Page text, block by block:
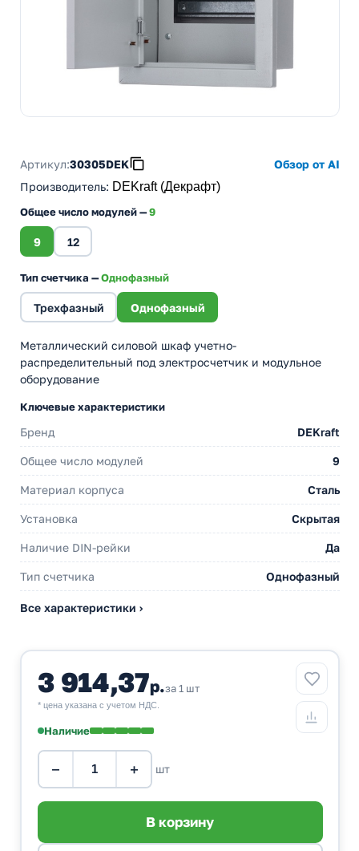
Артикул:30305DEK
Обзор от AI
Производитель: DEKraft (Декрафт)
Общее число модулей —9
9 12
Тип счетчика —Однофазный
Трехфазный Однофазный
Металлический силовой шкаф учетно-
распределительный под электросчетчик и модульное
оборудование
Ключевые характеристики
Бренд DEKraft
Общее число модулей 9
Материал корпуса Сталь
Установка Скрытая
Наличие DIN-рейки Да
Тип счетчика Однофазный
Все характеристики ›
3 914,37р.за 1 шт
* цена указана с учетом НДС.
Наличие
− + шт